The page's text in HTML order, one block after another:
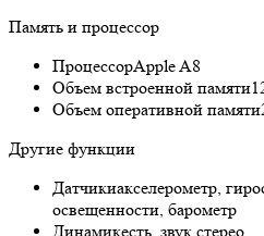
Память и процессор
ПроцессорApple A8
Объем встроенной памяти
Объем оперативной памяти
Другие функции
Датчикиакселерометр,
освещенности, барометр
Динамикесть, звук стерео